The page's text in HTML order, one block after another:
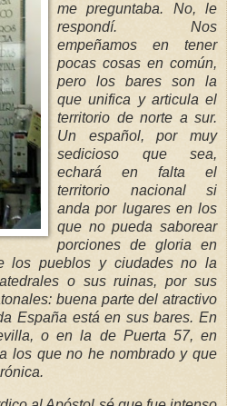
me preguntaba. No, le
respondí. Nos
empeñamos en tener
pocas cosas en común,
pero los bares son la
que unifica y articula el
territorio de norte a sur.
Un español, por muy
sedicioso que sea,
echará en falta el
territorio nacional si
anda por lugares en los
que no pueda saborear
porciones de gloria en
los pueblos y ciudades no la
o sus ruinas, por sus
buena parte del atractivo
España está en sus bares. En
o en la de Puerta 57, en
los que no he nombrado y que